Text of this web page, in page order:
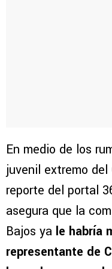
En medio de los
juvenil extremo
reporte del portal
asegura que la
Bajos ya le habría
representante de